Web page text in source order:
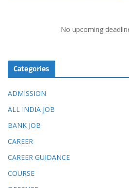
No upcoming
Categories
ADMISSION
ALL INDIA JOB
BANK JOB
CAREER
CAREER GUIDANCE
COURSE